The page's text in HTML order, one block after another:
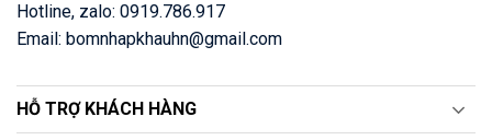
Hotline, zalo: 0919.786.917
Email: bomnhapkhauhn@gmail.com
HỖ TRỢ KHÁCH HÀNG